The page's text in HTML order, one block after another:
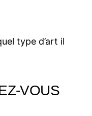
type d’art il
VOUS